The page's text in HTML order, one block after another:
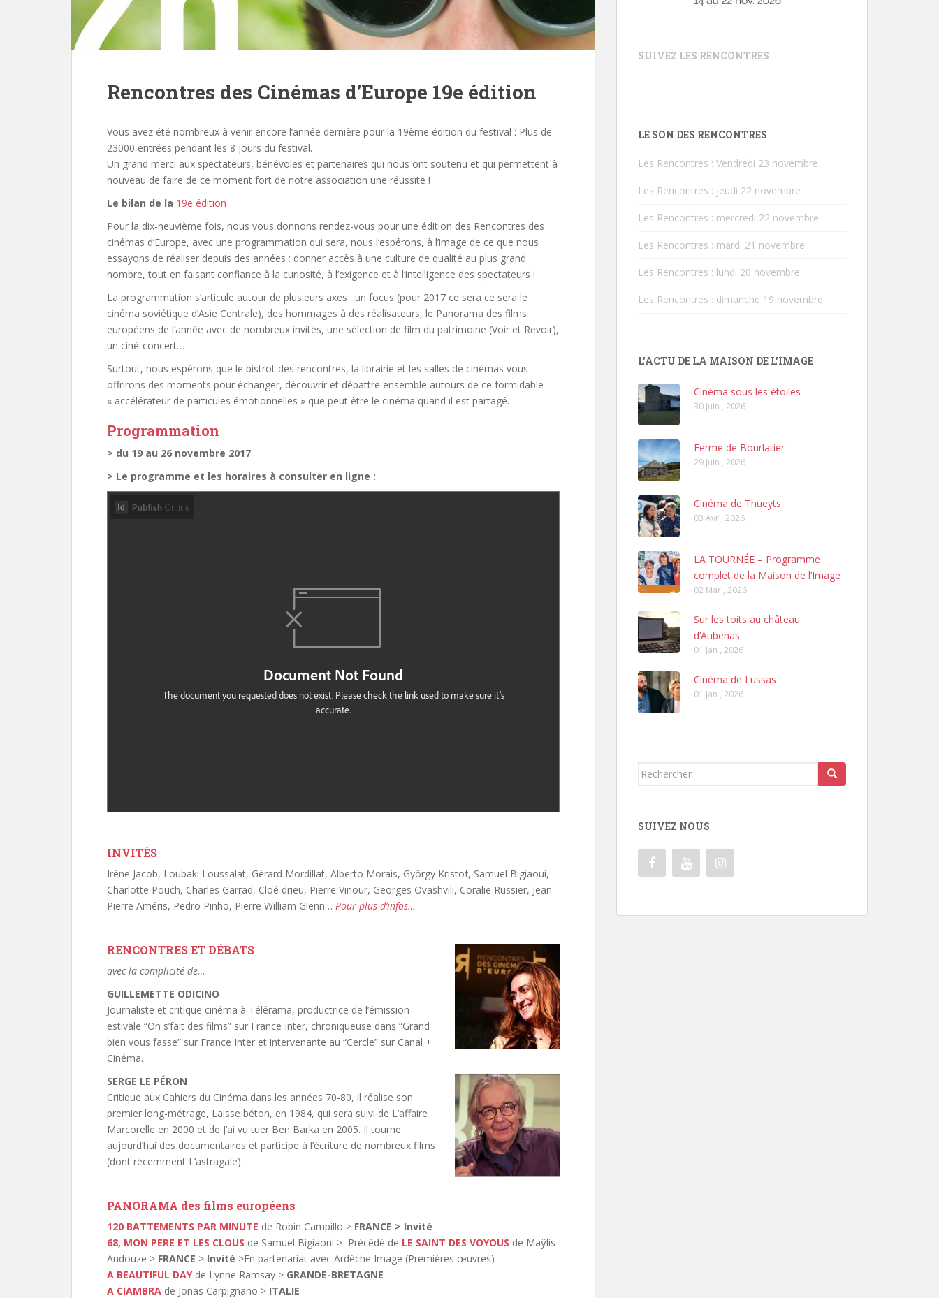
Rencontres des Cinémas d’Europe 19e édition
Vous avez été nombreux à venir encore l’année dernière pour la 19ème édition du festival : Plus de
23000 entrées pendant les 8 jours du festival.
Un grand merci aux spectateurs, bénévoles et partenaires qui nous ont soutenu et qui permettent à
nouveau de faire de ce moment fort de notre association une réussite !
Le bilan de la 19e édition
Pour la dix-neuvième fois, nous vous donnons rendez-vous pour une édition des Rencontres des
cinémas d’Europe, avec une programmation qui sera, nous l’espérons, à l’image de ce que nous
essayons de réaliser depuis des années : donner accès à une culture de qualité au plus grand
nombre, tout en faisant confiance à la curiosité, à l’exigence et à l’intelligence des spectateurs !
La programmation s’articule autour de plusieurs axes : un focus (pour 2017 ce sera ce sera le
cinéma soviétique d’Asie Centrale), des hommages à des réalisateurs, le Panorama des films
européens de l’année avec de nombreux invités, une sélection de film du patrimoine (Voir et Revoir),
un ciné-concert…
Surtout, nous espérons que le bistrot des rencontres, la librairie et les salles de cinémas vous
offrirons des moments pour échanger, découvrir et débattre ensemble autours de ce formidable
« accélérateur de particules émotionnelles » que peut être le cinéma quand il est partagé.
Programmation
> du 19 au 26 novembre 2017
> Le programme et les horaires à consulter en ligne :
INVITÉS
Irène Jacob, Loubaki Loussalat, Gérard Mordillat, Alberto Morais, György Kristof, Samuel Bigiaoui,
Charlotte Pouch, Charles Garrad, Cloé drieu, Pierre Vinour, Georges Ovashvili, Coralie Russier, Jean-
Pierre Améris, Pedro Pinho, Pierre William Glenn… Pour plus d’infos…
RENCONTRES ET DÉBATS
avec la complicité de…
GUILLEMETTE ODICINO
Journaliste et critique cinéma à Télérama, productrice de l’émission
estivale “On s’fait des films” sur France Inter, chroniqueuse dans “Grand
bien vous fasse” sur France Inter et intervenante au “Cercle” sur Canal +
Cinéma.
SERGE LE PÉRON
Critique aux Cahiers du Cinéma dans les années 70-80, il réalise son
premier long-métrage, Laisse béton, en 1984, qui sera suivi de L’affaire
Marcorelle en 2000 et de J’ai vu tuer Ben Barka en 2005. Il tourne
aujourd’hui des documentaires et participe à l’écriture de nombreux films
(dont récemment L’astragale).
PANORAMA des films européens
120 BATTEMENTS PAR MINUTE de Robin Campillo > FRANCE > Invité
68, MON PERE ET LES CLOUS de Samuel Bigiaoui > Précédé de LE SAINT DES VOYOUS de Maÿlis
Audouze > FRANCE > Invité >En partenariat avec Ardèche Image (Premières œuvres)
A BEAUTIFUL DAY de Lynne Ramsay > GRANDE-BRETAGNE
A CIAMBRA de Jonas Carpignano > ITALIE
SUIVEZ LES RENCONTRES
LE SON DES RENCONTRES
Les Rencontres : Vendredi 23 novembre
Les Rencontres : jeudi 22 novembre
Les Rencontres : mercredi 22 novembre
Les Rencontres : mardi 21 novembre
Les Rencontres : lundi 20 novembre
Les Rencontres : dimanche 19 novembre
L'ACTU DE LA MAISON DE L'IMAGE
Cinéma sous les étoiles
30 Juin , 2026
Ferme de Bourlatier
29 Juin , 2026
Cinéma de Thueyts
03 Avr , 2026
LA TOURNÉE – Programme
complet de la Maison de l’Image
02 Mar , 2026
Sur les toits au château
d’Aubenas
01 Jan , 2026
Cinéma de Lussas
01 Jan , 2026
Rechercher...
SUIVEZ NOUS